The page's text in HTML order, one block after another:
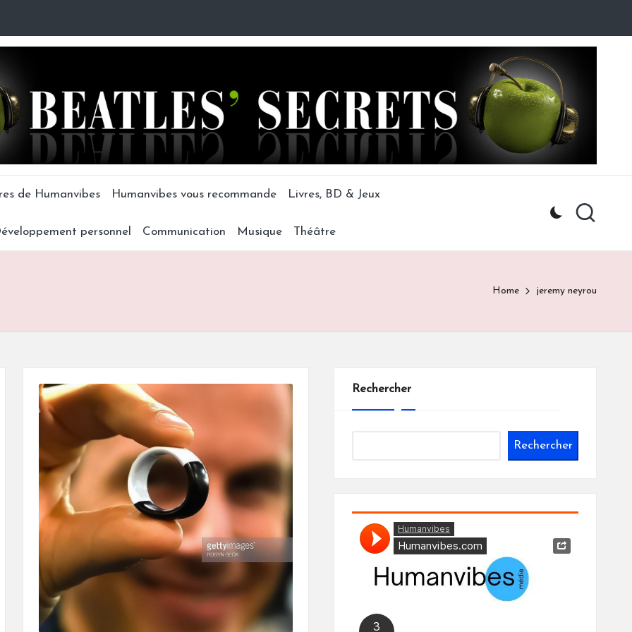
de Humanvibes Humanvibes vous recommande Livres, BD & Jeux
personnel Communication Musique Théâtre
Home jeremy neyrou
Rechercher
Rechercher